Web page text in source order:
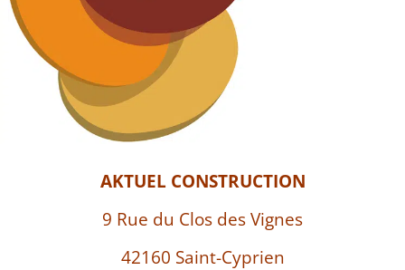
AKTUEL CONSTRUCTION
9 Rue du Clos des Vignes
42160 Saint-Cyprien